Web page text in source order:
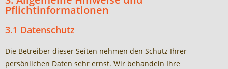
Pflichtinformationen
3.1 Datenschutz
Die Betreiber dieser Seiten nehmen den Schutz Ihrer
persönlichen Daten sehr ernst. Wir behandeln Ihre